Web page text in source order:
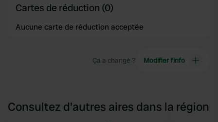
Cartes de réduction (0)
Aucune carte de réduction acceptée
Ça a changé ? Modifier l’info
Consultez d'autres aires dans la région